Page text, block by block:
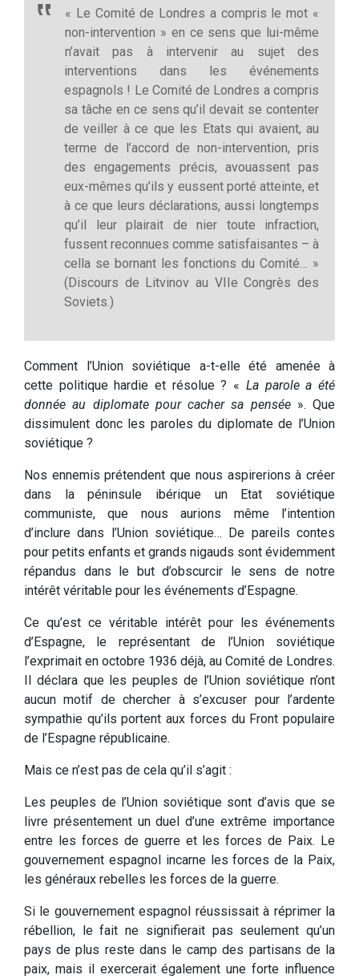
« Le Comité de Londres a compris le mot «
non-intervention » en ce sens que lui-même
n’avait pas à intervenir au sujet des
interventions dans les événements
espagnols ! Le Comité de Londres a compris
sa tâche en ce sens qu’il devait se contenter
de veiller à ce que les Etats qui avaient, au
terme de l’accord de non-intervention, pris
des engagements précis, avouassent pas
eux-mêmes qu’ils y eussent porté atteinte, et
à ce que leurs déclarations, aussi longtemps
qu’il leur plairait de nier toute infraction,
fussent reconnues comme satisfaisantes – à
cella se bornant les fonctions du Comité… »
(Discours de Litvinov au VIIe Congrès des
Soviets.)
Comment l’Union soviétique a-t-elle été amenée à
cette politique hardie et résolue ? « La parole a été
donnée au diplomate pour cacher sa pensée». Que
dissimulent donc les paroles du diplomate de l’Union
soviétique ?
Nos ennemis prétendent que nous aspirerions à créer
dans la péninsule ibérique un Etat soviétique
communiste, que nous aurions même l’intention
d’inclure dans l’Union soviétique… De pareils contes
pour petits enfants et grands nigauds sont évidemment
répandus dans le but d’obscurcir le sens de notre
intérêt véritable pour les événements d’Espagne.
Ce qu’est ce véritable intérêt pour les événements
d’Espagne, le représentant de l’Union soviétique
l’exprimait en octobre 1936 déjà, au Comité de Londres.
Il déclara que les peuples de l’Union soviétique n’ont
aucun motif de chercher à s’excuser pour l’ardente
sympathie qu’ils portent aux forces du Front populaire
de l’Espagne républicaine.
Mais ce n’est pas de cela qu’il s’agit :
Les peuples de l’Union soviétique sont d’avis que se
livre présentement un duel d’une extrême importance
entre les forces de guerre et les forces de Paix. Le
gouvernement espagnol incarne les forces de la Paix,
les généraux rebelles les forces de la guerre.
Si le gouvernement espagnol réussissait à réprimer la
rébellion, le fait ne signifierait pas seulement qu’un
pays de plus reste dans le camp des partisans de la
paix, mais il exercerait également une forte influence